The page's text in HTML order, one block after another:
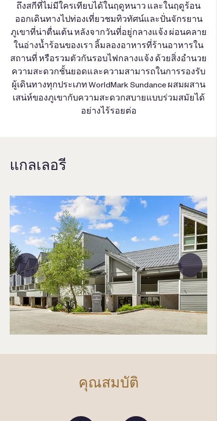
ถึงสกีที่ไม่มีใครเทียบได้ในฤดูหนาว และในฤดูร้อน
ออกเดินทางไปท่องเที่ยวชมทิวทัศน์และปั่นจักรยาน
ภูเขาที่น่าตื่นเต้น หลังจากวันที่อยู่กลางแจ้ง ผ่อนคลาย
ในอ่างน้ำร้อนของเรา ลิ้มลองอาหารที่ร้านอาหารใน
สถานที่ หรือรวมตัวกันรอบไฟกลางแจ้ง ด้วยสิ่งอำนวย
ความสะดวกชั้นยอดและความสามารถในการรองรับ
ผู้เดินทางทุกประเภท WorldMark Sundance ผสมผสาน
เสน่ห์ของภูเขากับความสะดวกสบายแบบร่วมสมัยได้
อย่างไร้รอยต่อ
แกลเลอรี
คุณสมบัติ